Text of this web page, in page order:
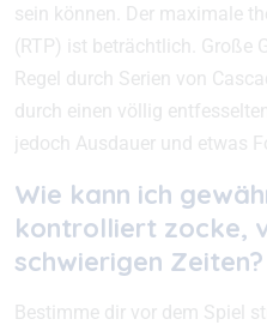
sein können. Der maximale
(RTP) ist beträchtlich. Große
Regel durch Serien von
durch einen völlig
jedoch Ausdauer und etwas
Wie kann ich
kontrolliert zocke,
schwierigen Zeiten?
Bestimme dir vor dem Spiel